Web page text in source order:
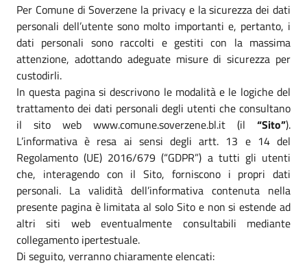
Per Comune di Soverzene la privacy e la sicurezza dei dati
personali dell’utente sono molto importanti e, pertanto, i
dati personali sono raccolti e gestiti con la massima
attenzione, adottando adeguate misure di sicurezza per
custodirli.
In questa pagina si descrivono le modalità e le logiche del
trattamento dei dati personali degli utenti che consultano
il sito web www.comune.soverzene.bl.it (il “Sito”).
L’informativa è resa ai sensi degli artt. 13 e 14 del
Regolamento (UE) 2016/679 (“GDPR”) a tutti gli utenti
che, interagendo con il Sito, forniscono i propri dati
personali. La validità dell’informativa contenuta nella
presente pagina è limitata al solo Sito e non si estende ad
altri siti web eventualmente consultabili mediante
collegamento ipertestuale.
Di seguito, verranno chiaramente elencati: